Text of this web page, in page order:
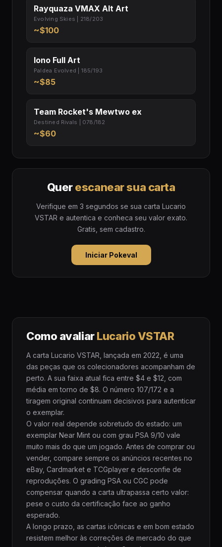
Rayquaza VMAX Alt Art
Evolving Skies | 218/203
~$100
Iono Full Art
Paldea Evolved | 185/193
~$85
Team Rocket's Mewtwo ex
Destined Rivals | 078/182
~$60
Querescanear sua carta
Verifique em 3 segundos se sua carta Lucario
VSTAR e autentica e conheca seu valor exato.
Gratis, sem cadastro.
Iniciar Pokeval
Como avaliarLucario VSTAR
A carta Lucario VSTAR, lançada em 2022, é uma
das peças que os colecionadores acompanham de
perto. A sua faixa atual fica entre $4 e $12, com
média em torno de $8. O número 107/172 e a
tiragem original continuam decisivos para autenticar
o exemplar.
O valor real depende sobretudo do estado: um
exemplar Near Mint ou com grau PSA 9/10 vale
muito mais do que um jogado. Antes de comprar ou
vender, compare sempre os anúncios recentes no
eBay, Cardmarket e TCGplayer e desconfie de
reproduções. O grading PSA ou CGC pode
compensar quando a carta ultrapassa certo valor:
pese o custo da certificação face ao ganho
esperado.
A longo prazo, as cartas icônicas e em bom estado
resistem melhor às correções de mercado do que